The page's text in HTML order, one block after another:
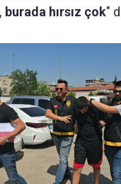
hırsız çok"